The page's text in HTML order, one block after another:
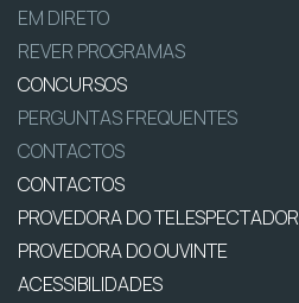
EM DIRETO
REVER PROGRAMAS
CONCURSOS
PERGUNTAS FREQUENTES
CONTACTOS
CONTACTOS
PROVEDORA DO TELESPECTADOR
PROVEDORA DO OUVINTE
ACESSIBILIDADES